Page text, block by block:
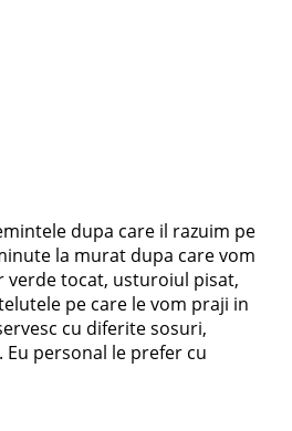
dupa care il razuim pe
la murat dupa care vom
verde tocat, usturoiul pisat,
pe care le vom praji in
cu diferite sosuri,
personal le prefer cu